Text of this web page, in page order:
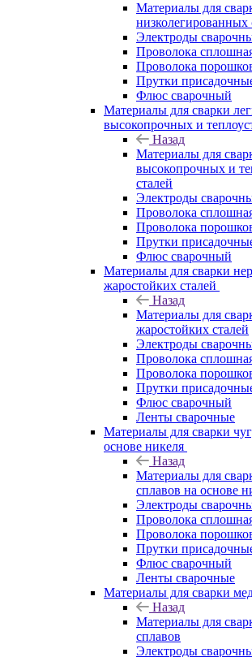
Материалы для
низколегированных
Электроды
Проволока
Проволока
Прутки
Флюс сварочный
Материалы для сварки
высокопрочных и
Назад
Материалы для
высокопрочных и
сталей
Электроды
Проволока
Проволока
Прутки
Флюс сварочный
Материалы для сварки
жаростойких сталей
Назад
Материалы для
жаростойких сталей
Электроды
Проволока
Проволока
Прутки
Флюс сварочный
Ленты сварочные
Материалы для сварки
основе никеля
Назад
Материалы для
сплавов на основе
Электроды
Проволока
Проволока
Прутки
Флюс сварочный
Ленты сварочные
Материалы для сварки
Назад
Материалы для
сплавов
Электроды